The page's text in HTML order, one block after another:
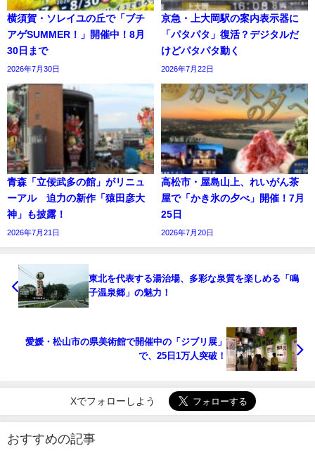
横須賀・ソレイユの丘で「ブチ
アゲSUMMER！」開催中！8月
30日まで
2026年7月30日
京急・上大岡駅の案内表示器に
「パタパタ」復活？デジタルだ
けどパタパタ動く
2026年7月22日
青森「立佞武多の館」がリニュ
ーアル 迫力の新作「猿田彦大
神」も披露！
2026年7月21日
高松市・屋島山上、れいがん茶
屋で「かき氷の夕べ」開催！7月
25日
2026年7月20日
東北を代表する湯治場、多彩な泉質を楽しめる「鳴
子温泉郷」の魅力！
愛媛・松山市の県美術館で開催中の「ジブリ展」
で、25日1万人突破！
Xでフォローしよう
おすすめの記事